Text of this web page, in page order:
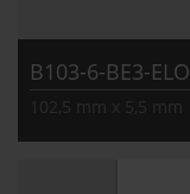
B103-6-BE3-ELO